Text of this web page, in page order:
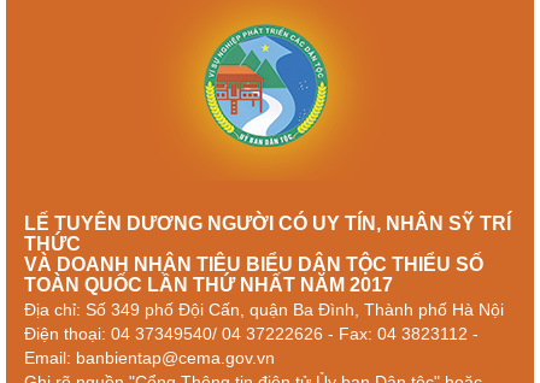
LẾ TUYÊN DƯƠNG NGƯỜI CÓ UY TÍN, NHÂN SỸ TRÍ
THỨC
VÀ DOANH NHÂN TIÊU BIỂU DÂN TỘC THIỂU SỐ
TOÀN QUỐC LẦN THỨ NHẤT NĂM 2017
Địa chỉ: Số 349 phố Đội Cấn, quận Ba Đình, Thành phố Hà Nội
Điện thoại: 04 37349540/ 04 37222626 - Fax: 04 3823112 -
Email: banbientap@cema.gov.vn